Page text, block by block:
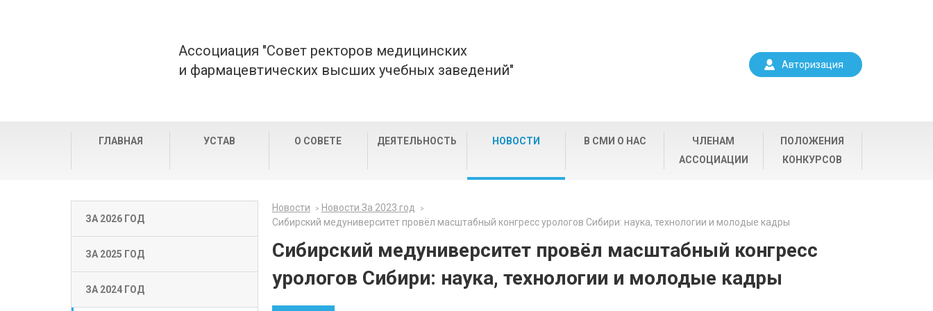
Ассоциация "Совет ректоров медицинских
и фармацевтических высших учебных заведений"
Авторизация
ГЛАВНАЯ УСТАВ О СОВЕТЕ ДЕЯТЕЛЬНОСТЬ НОВОСТИ В СМИ О НАС
ЧЛЕНАМ
АССОЦИАЦИИ
ПОЛОЖЕНИЯ
КОНКУРСОВ
ЗА 2026 ГОД
ЗА 2025 ГОД
ЗА 2024 ГОД
Новости
Новости За 2023 год
Сибирский медуниверситет провёл масштабный конгресс урологов Сибири: наука, технологии и молодые кадры
Сибирский медуниверситет провёл масштабный конгресс
урологов Сибири: наука, технологии и молодые кадры